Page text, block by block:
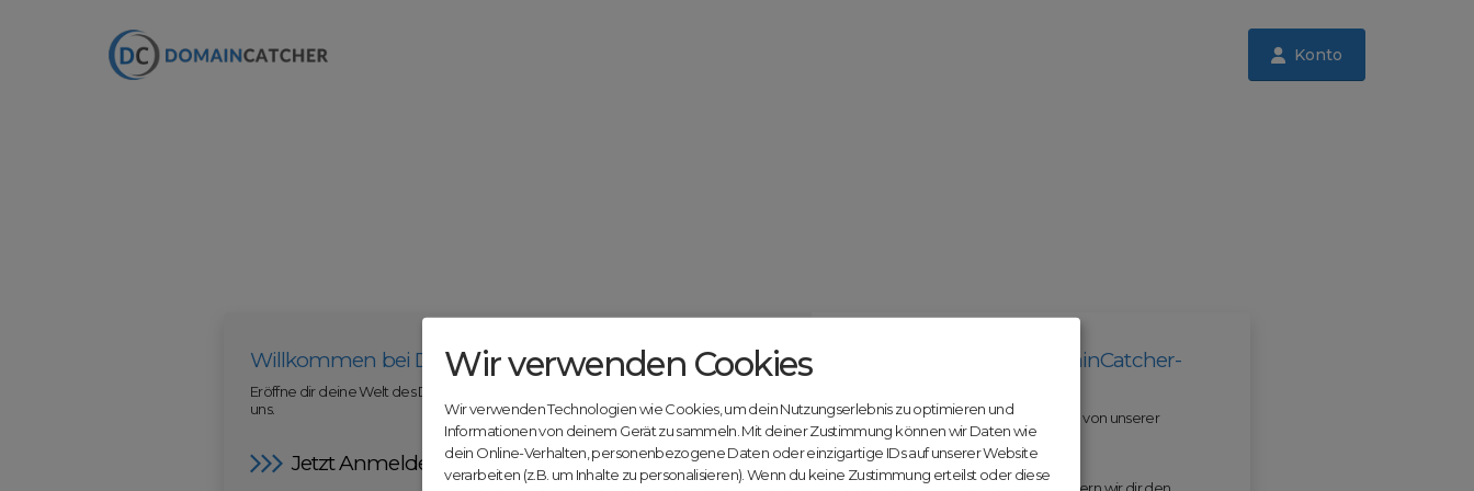
Konto
Willkommen bei DomainCatcher.com
Eröffne dir deine Welt des Domainhandels mit deiner kostenlosen Anmeldung bei
uns.
Jetzt Anmelden
Werde jetzt Teil der DomainCatcher-
Nutze unsere Erfahrung und profitiere von unserer
innovativen Plattform:
Mit Domex und ODM erleichtern wir dir den
Wir verwenden Cookies
Wir verwenden Technologien wie Cookies, um dein Nutzungserlebnis zu optimieren und
Informationen von deinem Gerät zu sammeln. Mit deiner Zustimmung können wir Daten wie
dein Online-Verhalten, personenbezogene Daten oder einzigartige IDs auf unserer Website
verarbeiten (z.B. um Inhalte zu personalisieren). Wenn du keine Zustimmung erteilst oder diese